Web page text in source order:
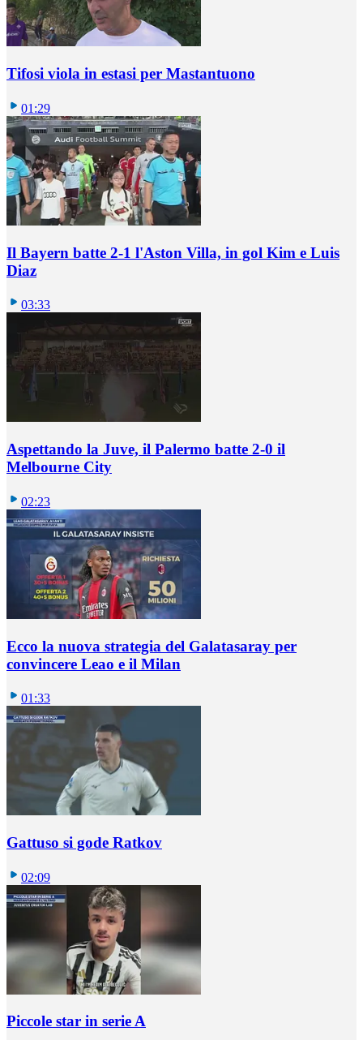
Tifosi viola in estasi per Mastantuono
01:29
Il Bayern batte 2-1 l'Aston Villa, in gol Kim e Luis
Diaz
03:33
Aspettando la Juve, il Palermo batte 2-0 il
Melbourne City
02:23
Ecco la nuova strategia del Galatasaray per
convincere Leao e il Milan
01:33
Gattuso si gode Ratkov
02:09
Piccole star in serie A